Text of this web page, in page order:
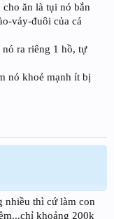
ăn là tụi nó bắn
vảy-đuôi của cá
ra riêng 1 hồ, tự
nó khoẻ mạnh ít bị
nhiều thì cứ làm con
khoảng 200k